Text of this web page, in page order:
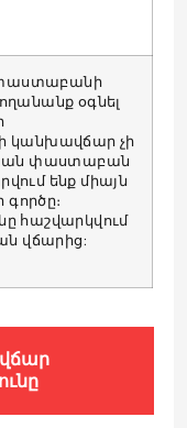
օգնել
կանխավճար չի
փաստաբան
ենք միայն
գործը։
հաշվարկվում
վճարից: